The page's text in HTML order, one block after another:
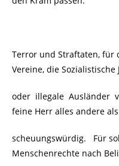
Terror und Straftaten, für
Vereine, die Sozialistische
oder illegale Ausländer
feine Herr alles andere
scheuungswürdig. Für
Menschenrechte nach